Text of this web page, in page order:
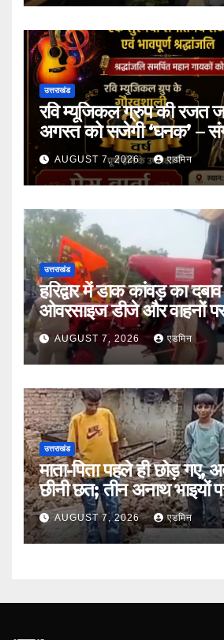
उत्तराखंड
रवि म्यूजिकल ग्रुप की रजत
अगस्त को सजेगी ‘घनक’ –
AUGUST 7, 2026 एडमिन
उत्तराखंड
हरिद्वार में डाक कांवड़ का
ओवरसाइज डीजे और वाहनों
सख्तAUGUST 7, 2026 एडमिन
उत्तराखंड
माता-पिता पहले ही छोड़ गए,
छीनी छत; तीन अनाथ भाइयों
पहाड़AUGUST 7, 2026 एडमिन